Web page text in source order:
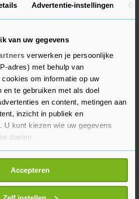
Advertentie-instellingen
van uw gegevens
verwerken je persoonlijke
adres) met behulp van
om informatie op uw
en te gebruiken met als doel
en content, metingen aan
inzicht in publiek en
U kunt kiezen wie uw gegevens
doelen.
we ook graag:
over uw geografische
paar meter nauwkeurig kan zijn
identificeren door het actief te
Accepteren